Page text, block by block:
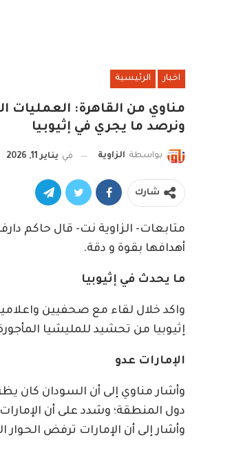
اخبار الرئيسية
مناوي من القاهرة: العمليات
ونرصد ما يجري في إثيوبيا
بواسطة الزاوية في يناير 11, 2026
شارك
متابعات- الزاوية نت- قال حاكم
أهدافها بقوة و دقة.
ما يحدث في إثيوبيا
واكد خلال لقاء مع صحفيين
إثيوبيا من تحشيد للمليشيا
الإمارات عدو
وأشار مناوي إلى أن السودان كان
دول المنطقة؛ وشدد على أن
وأشار إلى أن الإمارات ترفض الحوار